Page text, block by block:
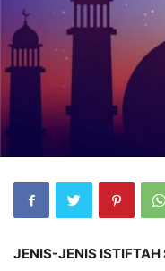
JENIS-JENIS ISTIFTAH